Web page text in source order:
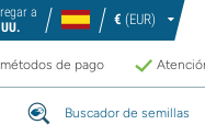
a
€ (EUR)
de pago
Buscador de semillas